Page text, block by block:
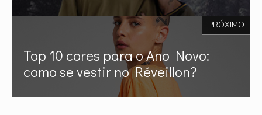
PRÓXIMO
Top 10 cores para o Ano Novo:
como se vestir no Réveillon?